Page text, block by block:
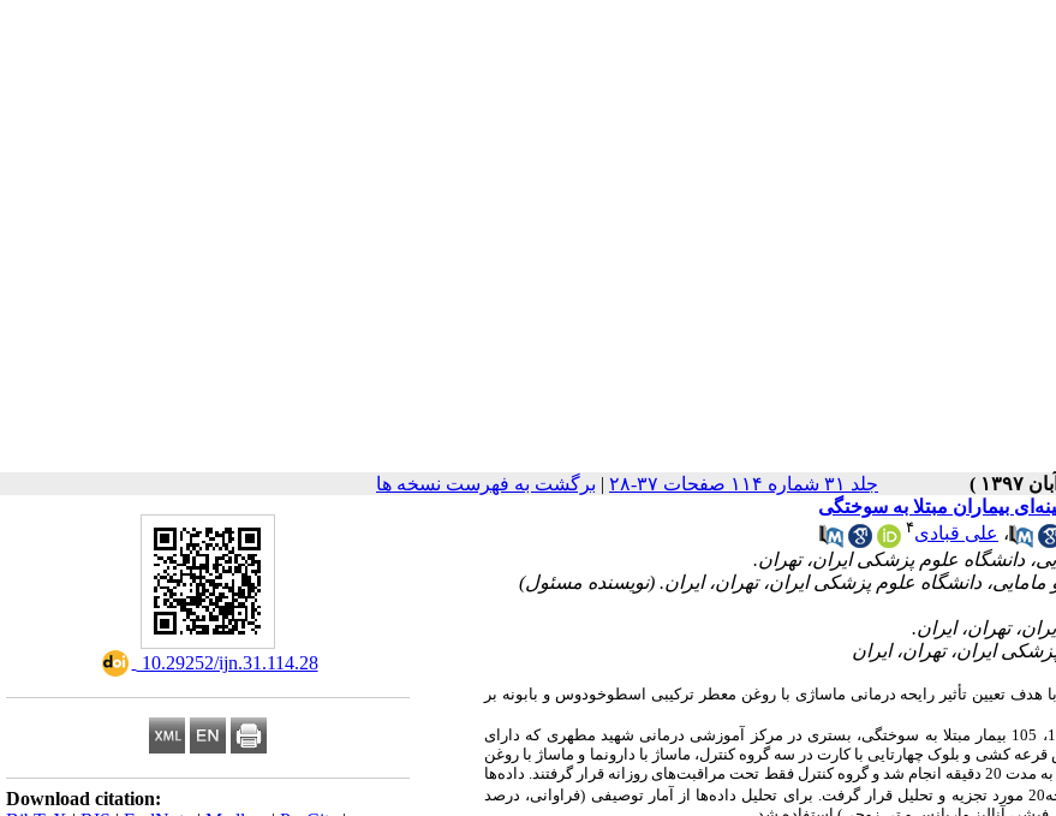
جلد ۳۱ شماره ۱۱۴ صفحات ۳۷-۲۸ | برگشت به فهرست نسخه ها
‎ 10.29252/ijn.31.114.28
Download citation:
بیماران مبتلا به سوختگی
، علی قبادی۴
دانشگاه علوم پزشکی ایران، تهران، ایران. (نویسنده مسئول)
هدف تعیین تأثیر رایحه درمانی ماساژی با روغن معطر ترکیبی اسطوخودوس و بابونه بر
در بازه زمانی دیماه 1396 تا اردیبهشت 1397، 105 بیمار مبتلا به سوختگی، بستری در مرکز آموزشی درمانی شهید مطهری که دارای
کشی و بلوک چهارتایی با کارت در سه گروه کنترل، ماساژ با دارونما و ماساژ با روغن
معطر ترکیبی قرار گرفتند. مداخلات در طول یک هفته در سه جلسه، قبل از خواب و هر بار به مدت 20 دقیقه انجام شد و گروه کنترل فقط تحت مراقبت‌های روزانه قرار گرفتند. داده‌ها
گرفت
. برای تحلیل داده‌ها از آمار توصیفی (فراوانی، درصد